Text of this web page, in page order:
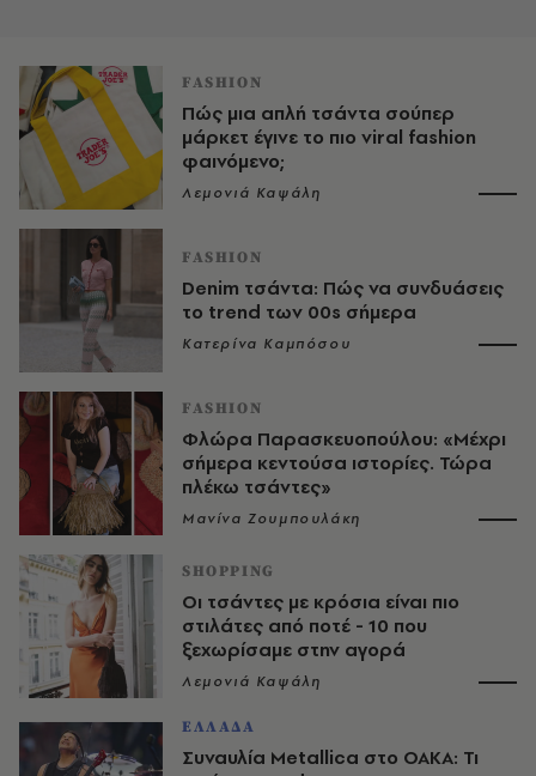
FASHION
Πώς μια απλή τσάντα σούπερ
μάρκετ έγινε το πιο viral fashion
φαινόμενο;
Λεμονιά Καψάλη
FASHION
Denim τσάντα: Πώς να συνδυάσεις
το trend των 00s σήμερα
Κατερίνα Καμπόσου
FASHION
Φλώρα Παρασκευοπούλου: «Μέχρι
σήμερα κεντούσα ιστορίες. Τώρα
πλέκω τσάντες»
Μανίνα Ζουμπουλάκη
SHOPPING
Οι τσάντες με κρόσια είναι πιο
στιλάτες από ποτέ - 10 που
ξεχωρίσαμε στην αγορά
Λεμονιά Καψάλη
ΕΛΛΑΔΑ
Συναυλία Metallica στο ΟΑΚΑ: Τι